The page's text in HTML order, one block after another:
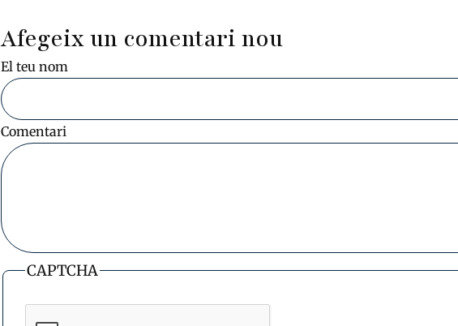
Afegeix un comentari nou
El teu nom
Comentari
CAPTCHA